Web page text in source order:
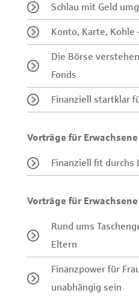
Schlau mit Geld
Konto, Karte, Kohle
Die Börse
Fonds
Finanziell startklar
Vorträge für
Finanziell fit durchs
Vorträge für
Rund ums
Eltern
Finanzpower für
unabhängig sein